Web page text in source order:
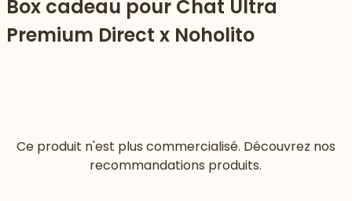
Box cadeau pour Chat Ultra
Premium Direct x Noholito
Ce produit n'est plus commercialisé. Découvrez nos
recommandations produits.